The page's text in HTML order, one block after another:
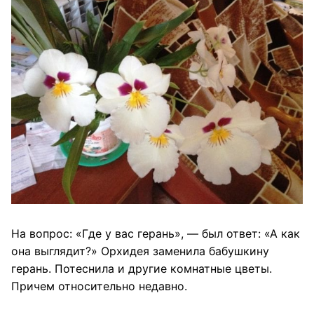
На вопрос: «Где у вас герань», — был ответ: «А как
она выглядит?» Орхидея заменила бабушкину
герань. Потеснила и другие комнатные цветы.
Причем относительно недавно.